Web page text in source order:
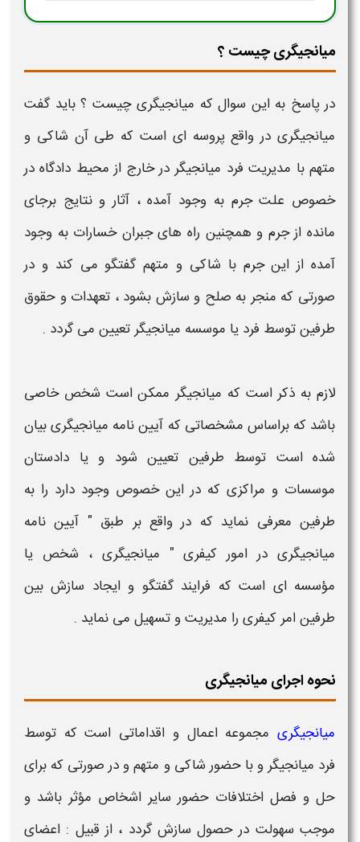
میانجیگری چیست ؟
در پاسخ به این سوال که میانجیگری چیست ؟ باید گفت
میانجیگری در واقع پروسه ای است که طی آن شاکی و
متهم با مدیریت فرد میانجی‏گر در خارج از محیط دادگاه در
خصوص علت جرم به وجود آمده ، آثار و نتایج برجای
مانده از جرم و همچنین راه های جبران خسارات به وجود
آمده از این جرم با شاکی و متهم گفتگو می کند و در
صورتی که منجر به صلح و سازش بشود ، تعهدات و حقوق
طرفین توسط فرد یا موسسه میانجیگرتعیین می گردد .
لازم به ذکر است که میانجیگرممکن است شخص خاصی
باشد که براساس مشخصاتی که آیین نامه میانجیگریبیان
شده است توسط طرفین تعیین شود و یا دادستان
موسسات و مراکزی که در این خصوص وجود دارد را به
طرفین معرفی نماید که در واقع بر طبق " آیین نامه
میانجیگری در امور کیفری " میانجیگری ، شخص یا
مؤسسه ای است که فرایند گفتگو و ایجاد سازش بین
طرفین امر کیفری را مدیریت و تسهیل می نماید .
نحوه اجرای میانجیگری
میانجیگری مجموعه اعمال و اقداماتی است که توسط
فرد میانجیگرو با حضور شاکی و متهم و در صورتی که برای
حل و فصل اختلافات حضور سایر اشخاص مؤثر باشد و
موجب سهولت در حصول سازش گردد ، از قبیل : اعضای